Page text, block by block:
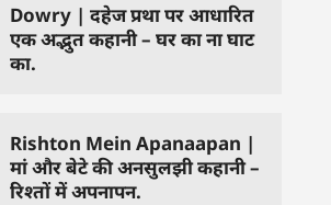
Dowry | दहेज प्रथा पर आधारित
एक अद्भुत कहानी – घर का ना घाट
का.
Rishton Mein Apanaapan |
मां और बेटे की अनसुलझी कहानी –
रिश्तों में अपनापन.